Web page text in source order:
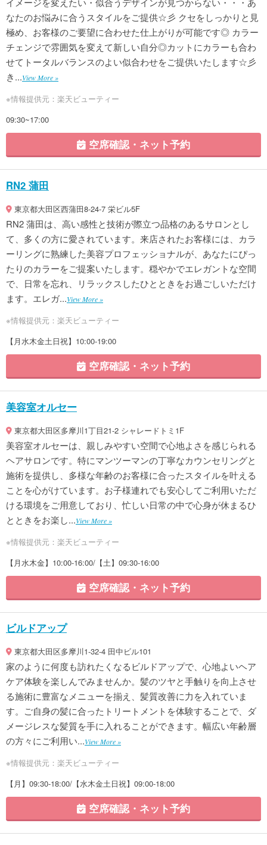
なたのお悩みに合うスタイルをご提供☆彡 クセをしっかりと見
極め、お客様のご要望に合わせた仕上がりが可能です◎ カラー
チェンジで雰囲気を変えて新しい自分◎カットにカラーも合わ
せてトータルバランスのよい似合わせをご提供いたします☆彡
き...View More »
※情報提供元：楽天ビューティー
09:30~17:00
空席確認・ネット予約
RN2 蒲田
東京都大田区西蒲田8-24-7 栄ビル5F
RN2 蒲田は、高い感性と技術が際立つ品格のあるサロンとし
て、多くの方に愛されています。来店されたお客様には、カラ
ーリングに熟練した美容プロフェッショナルが、あなたにぴっ
たりのカラーをご提案いたします。穏やかでエレガントな空間
で、日常を忘れ、リラックスしたひとときをお過ごしいただけ
ます。エレガ...View More »
※情報提供元：楽天ビューティー
【月水木金土日祝】10:00-19:00
空席確認・ネット予約
美容室オルセー
東京都大田区多摩川1丁目21-2 シャレードトミ1F
美容室オルセーは、親しみやすい空間で心地よさを感じられる
ヘアサロンです。特にマンツーマンの丁寧なカウンセリングと
施術を提供し、多様な年齢のお客様に合ったスタイルを叶える
ことを心がけています。お子様連れでも安心してご利用いただ
ける環境をご用意しており、忙しい日常の中で心身が休まるひ
とときをお楽し...View More »
※情報提供元：楽天ビューティー
【月水木金】10:00-16:00/【土】09:30-16:00
空席確認・ネット予約
ビルドアップ
東京都大田区多摩川1-32-4 田中ビル101
家のように何度も訪れたくなるビルドアップで、心地よいヘア
ケア体験を楽しんでみませんか。髪のツヤと手触りを向上させ
る施術に豊富なメニューを揃え、髪質改善に力を入れていま
す。ご自身の髪に合ったトリートメントを体験することで、ダ
メージレスな髪質を手に入れることができます。幅広い年齢層
の方々にご利用い...View More »
※情報提供元：楽天ビューティー
【月】09:30-18:00/【水木金土日祝】09:00-18:00
空席確認・ネット予約